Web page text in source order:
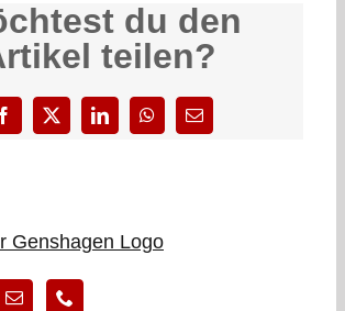
du den
teilen?
Facebook
X LinkedInWhatsApp
E-
Mail